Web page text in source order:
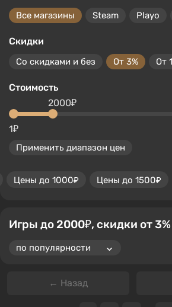
Все магазины Steam Playo
Скидки
Со скидками и без От 3% От
Стоимость
1₽
2000₽
Применить диапазон цен
Цены до 1000₽ Цены до 1500₽
Игры до 2000₽, скидки от 3%
← Назад